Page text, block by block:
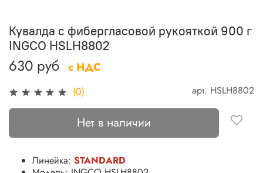
(0) арт. HSLH8802
Кувалда с фибергласовой рукояткой 900 г
INGCO HSLH8802
630 руб с НДС
Нет в наличии
Линейка: STANDARD